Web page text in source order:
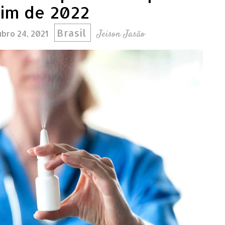
de 2022
24, 2021 Brasil Jeison Jasão